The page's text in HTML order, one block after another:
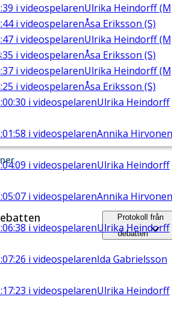
i videospelarenUlrika Heindorff
i videospelarenÅsa Eriksson (S)
i videospelarenUlrika Heindorff
i videospelarenÅsa Eriksson (S)
i videospelarenUlrika Heindorff
i videospelarenÅsa Eriksson (S)
i videospelarenUlrika Heindorff
i videospelarenAnnika Hirvonen
i videospelarenUlrika Heindorff
i videospelarenAnnika Hirvonen
i videospelarenUlrika Heindorff
i videospelarenIda Gabrielsson
i videospelarenUlrika Heindorff
Protokoll från
debatten